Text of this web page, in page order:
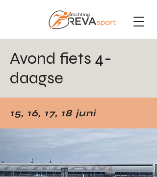
Avond fiets 4-
daagse
15, 16, 17, 18 juni